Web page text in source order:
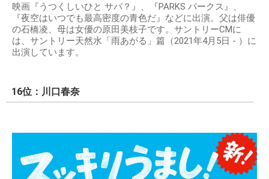
映画『うつくしいひと サバ？』、『PARKS パークス』、
『夜空はいつでも最高密度の青色だ』などに出演。父は俳優
の石橋凌、母は女優の原田美枝子です。サントリーCMに
は、サントリー天然水「雨あがる」篇（2021年4月5日 - ）に
出演しています。
16位：川口春奈